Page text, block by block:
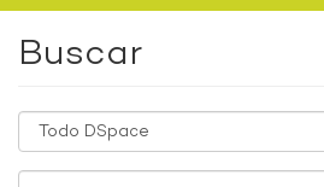
Buscar